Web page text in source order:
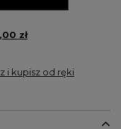
zł
i kupisz od ręki